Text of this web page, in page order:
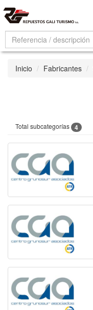
Inicio Fabricantes
Total subcategorías 4